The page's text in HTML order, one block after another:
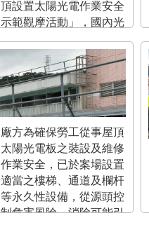
頂設置太陽光電作業安全
示範觀摩活動」，國內光
發展趨勢及實務作法。
廠方為確保勞工從事屋頂
太陽光電板之裝設及維修
作業安全，已於案場設置
適當之樓梯、通道及欄杆
等永久性設備，從源頭控
制危害風險，消除可能引